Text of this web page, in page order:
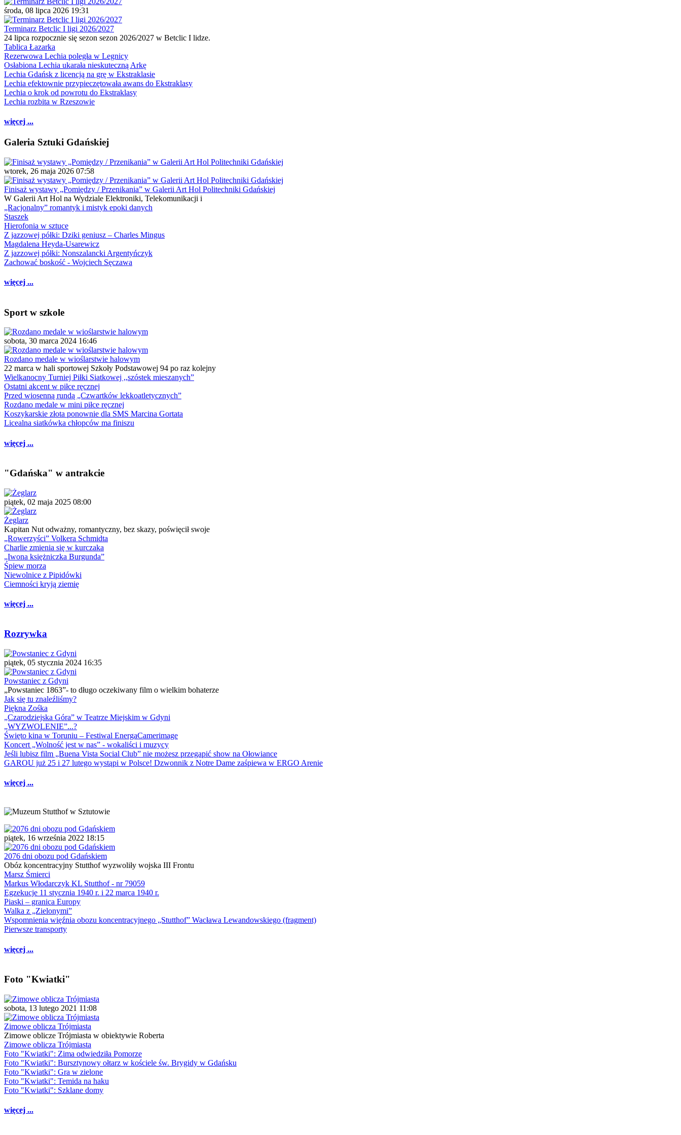
środa, 08 lipca 2026 19:31
Terminarz Betclic I ligi 2026/2027
24 lipca rozpocznie się sezon sezon 2026/2027 w Betclic I lidze.
Tablica Łazarka
Rezerwowa Lechia poległa w Legnicy
Osłabiona Lechia ukarała nieskuteczną Arkę
Lechia Gdańsk z licencją na grę w Ekstraklasie
Lechia efektownie przypieczętowała awans do Ekstraklasy
Lechia o krok od powrotu do Ekstraklasy
Lechia rozbita w Rzeszowie
więcej ...
Galeria Sztuki Gdańskiej
wtorek, 26 maja 2026 07:58
Finisaż wystawy „Pomiędzy / Przenikania” w Galerii Art Hol Politechniki Gdańskiej
W Galerii Art Hol na Wydziale Elektroniki, Telekomunikacji i
„Racjonalny” romantyk i mistyk epoki danych
Staszek
Hierofonia w sztuce
Z jazzowej półki: Dziki geniusz – Charles Mingus
Magdalena Heyda-Usarewicz
Z jazzowej półki: Nonszalancki Argentyńczyk
Zachować boskość - Wojciech Sęczawa
więcej ...
Sport w szkole
sobota, 30 marca 2024 16:46
Rozdano medale w wioślarstwie halowym
22 marca w hali sportowej Szkoły Podstawowej 94 po raz kolejny
Wielkanocny Turniej Piłki Siatkowej ,,szóstek mieszanych”
Ostatni akcent w piłce ręcznej
Przed wiosenną rundą „Czwartków lekkoatletycznych”
Rozdano medale w mini piłce ręcznej
Koszykarskie złota ponownie dla SMS Marcina Gortata
Licealna siatkówka chłopców ma finiszu
więcej ...
"Gdańska" w antrakcie
piątek, 02 maja 2025 08:00
Żeglarz
Kapitan Nut odważny, romantyczny, bez skazy, poświęcił swoje
„Rowerzyści” Volkera Schmidta
Charlie zmienia się w kurczaka
„Iwona księżniczka Burgunda”
Śpiew morza
Niewolnice z Pipidówki
Ciemności kryją ziemię
więcej ...
Rozrywka
piątek, 05 stycznia 2024 16:35
Powstaniec z Gdyni
„Powstaniec 1863”- to długo oczekiwany film o wielkim bohaterze
Jak się tu znaleźliśmy?
Piękna Zośka
„Czarodziejska Góra” w Teatrze Miejskim w Gdyni
„WYZWOLENIE”...?
Święto kina w Toruniu – Festiwal EnergaCamerimage
Koncert „Wolność jest w nas” - wokaliści i muzycy
Jeśli lubisz film „Buena Vista Social Club” nie możesz przegapić show na Ołowiance
GAROU już 25 i 27 lutego wystąpi w Polsce! Dzwonnik z Notre Dame zaśpiewa w ERGO Arenie
więcej ...
piątek, 16 września 2022 18:15
2076 dni obozu pod Gdańskiem
Obóz koncentracyjny Stutthof wyzwoliły wojska III Frontu
Marsz Śmierci
Markus Włodarczyk KL Stutthof - nr 79059
Egzekucje 11 stycznia 1940 r. i 22 marca 1940 r.
Piaski – granica Europy
Walka z „Zielonymi”
Wspomnienia więźnia obozu koncentracyjnego „Stutthof” Wacława Lewandowskiego (fragment)
Pierwsze transporty
więcej ...
Foto "Kwiatki"
sobota, 13 lutego 2021 11:08
Zimowe oblicza Trójmiasta
Zimowe oblicze Trójmiasta w obiektywie Roberta
Zimowe oblicza Trójmiasta
Foto "Kwiatki": Zima odwiedziła Pomorze
Foto "Kwiatki": Bursztynowy ołtarz w kościele św. Brygidy w Gdańsku
Foto "Kwiatki": Gra w zielone
Foto "Kwiatki": Temida na haku
Foto "Kwiatki": Szklane domy
więcej ...